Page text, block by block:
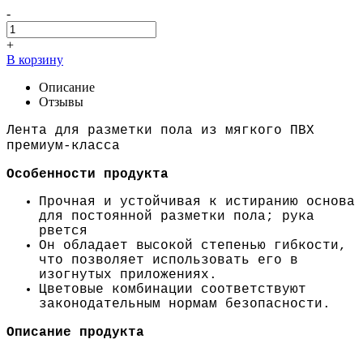
-
+
В корзину
Описание
Отзывы
Лента для разметки пола из мягкого ПВХ
премиум-класса
Особенности продукта
Прочная и устойчивая к истиранию основа
для постоянной разметки пола; рука
рвется
Он обладает высокой степенью гибкости,
что позволяет использовать его в
изогнутых приложениях.
Цветовые комбинации соответствуют
законодательным нормам безопасности.
Описание продукта